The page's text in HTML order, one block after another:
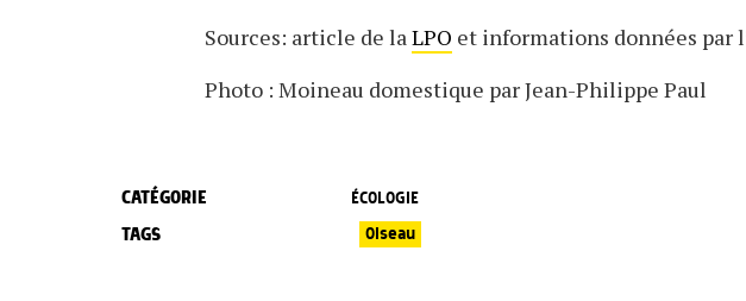
Sources: article de laLPO et informations données par
Photo : Moineau domestique par Jean-Philippe Paul
CATÉGORIE ÉCOLOGIE
TAGS Oiseau